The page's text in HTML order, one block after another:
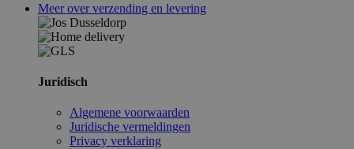
Meer over verzending en levering
Juridisch
Algemene voorwaarden
Juridische vermeldingen
Privacy verklaring